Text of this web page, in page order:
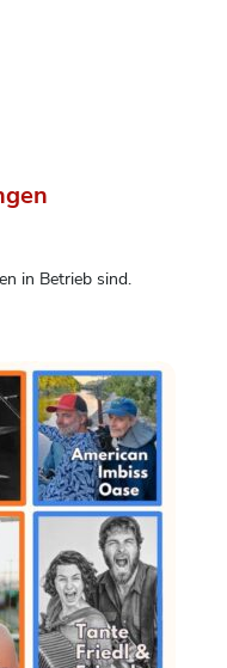
in Betrieb sind.